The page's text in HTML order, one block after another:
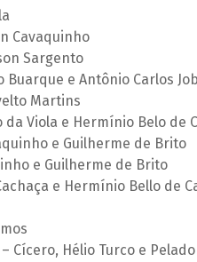
Cavaquinho
Sargento
Buarque e Antônio Carlos
Martins
da Viola e Hermínio Belo de
e Guilherme de Brito
e Guilherme de Brito
e Hermínio Bello de
Cícero, Hélio Turco e Pelado